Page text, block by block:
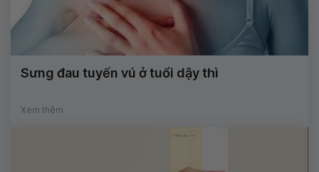
Sưng đau tuyến vú ở tuổi dậy thì
Xem thêm